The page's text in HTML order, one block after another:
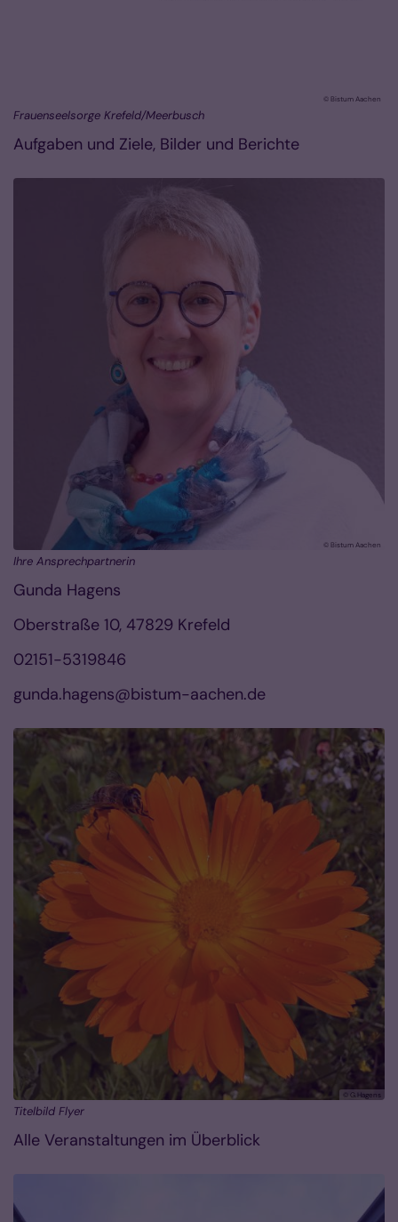
© Bistum Aachen
Frauenseelsorge Krefeld/Meerbusch
Aufgaben und Ziele, Bilder und Berichte
© Bistum Aachen
Ihre Ansprechpartnerin
Gunda Hagens
Oberstraße 10, 47829 Krefeld
02151-5319846
gunda.hagens@bistum-aachen.de
© G.Hagens
Titelbild Flyer
Alle Veranstaltungen im Überblick